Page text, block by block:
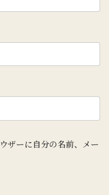
ザーに自分の名前、メー